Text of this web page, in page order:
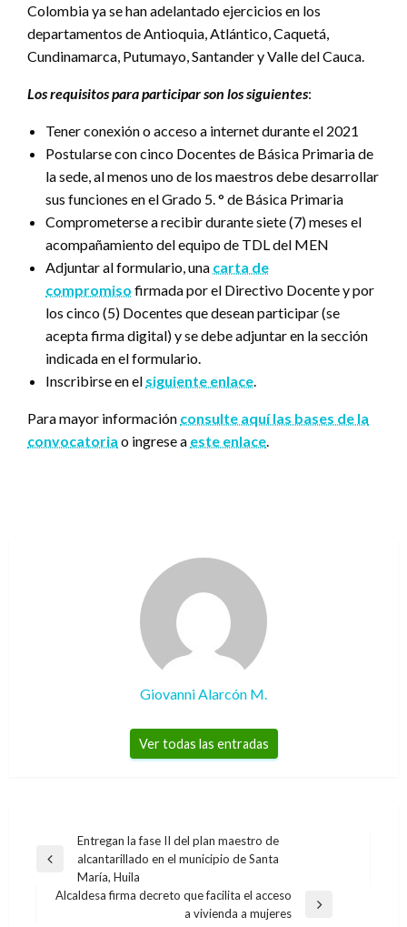
Colombia ya se han adelantado ejercicios en los
departamentos de Antioquia, Atlántico, Caquetá,
Cundinamarca, Putumayo, Santander y Valle del Cauca.
Los requisitos para participar son los siguientes:
Tener conexión o acceso a internet durante el 2021
Postularse con cinco Docentes de Básica Primaria de
la sede, al menos uno de los maestros debe desarrollar
sus funciones en el Grado 5. ° de Básica Primaria
Comprometerse a recibir durante siete (7) meses el
acompañamiento del equipo de TDL del MEN
Adjuntar al formulario, una carta de
compromiso firmada por el Directivo Docente y por
los cinco (5) Docentes que desean participar (se
acepta firma digital) y se debe adjuntar en la sección
indicada en el formulario.
Inscribirse en el siguiente enlace.
Para mayor información consulte aquí las bases de la
convocatoria o ingrese a este enlace.
Giovanni Alarcón M.
Ver todas las entradas
Navegación
de
entradas
Entrada
anterior
Entregan la fase II del plan maestro de
alcantarillado en el municipio de Santa
María, Huila
Alcaldesa firma decreto que facilita el acceso
a vivienda a mujeres